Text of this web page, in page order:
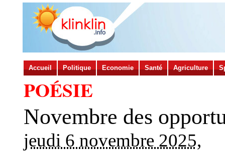
Accueil Politique Economie Santé Agriculture
POÉSIE
Novembre des
jeudi 6 novembre 2025,